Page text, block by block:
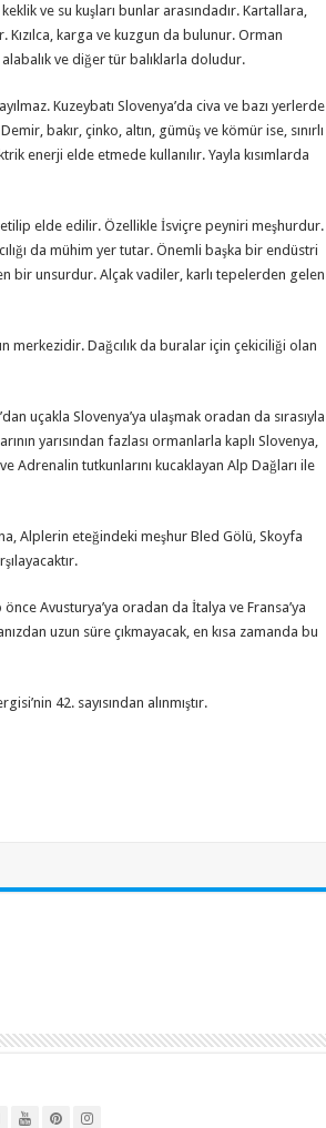
ve su kuşları bunlar arasındadır. Kartallara,
Kızılca, karga ve kuzgun da bulunur. Orman
alabalık ve diğer tür balıklarla doludur.
Kuzeybatı Slovenya’da civa ve bazı yerlerde
bakır, çinko, altın, gümüş ve kömür ise, sınırlı
enerji elde etmede kullanılır. Yayla kısımlarda
elde edilir. Özellikle İsviçre peyniri meşhurdur.
da mühim yer tutar. Önemli başka bir endüstri
bir unsurdur. Alçak vadiler, karlı tepelerden gelen
merkezidir. Dağcılık da buralar için çekiciliği olan
uçakla Slovenya’ya ulaşmak oradan da sırasıyla
yarısından fazlası ormanlarla kaplı Slovenya,
Adrenalin tutkunlarını kucaklayan Alp Dağları ile
Alplerin eteğindeki meşhur Bled Gölü, Skoyfa
Avusturya’ya oradan da İtalya ve Fransa’ya
uzun süre çıkmayacak, en kısa zamanda bu
42. sayısından alınmıştır.